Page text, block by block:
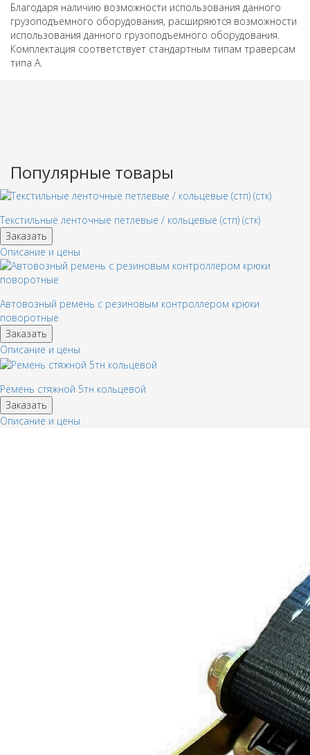
Благодаря наличию возможности использования данного
грузоподъемного оборудования, расширяются возможности
использования данного грузоподъемного оборудования.
Комплектация соответствует стандартным типам траверсам
типа А.
Популярные товары
Текстильные ленточные петлевые / кольцевые (стп) (стк)
Заказать
Описание и цены
Автовозный ремень с резиновым контроллером крюки
поворотные
Заказать
Описание и цены
Ремень стяжной 5тн кольцевой
Заказать
Описание и цены